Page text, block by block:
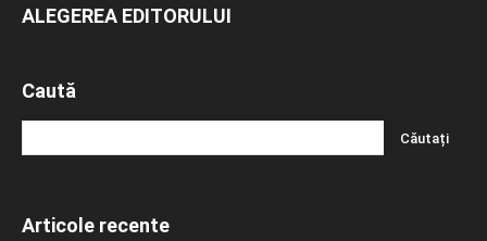
ALEGEREA EDITORULUI
Caută
Articole recente